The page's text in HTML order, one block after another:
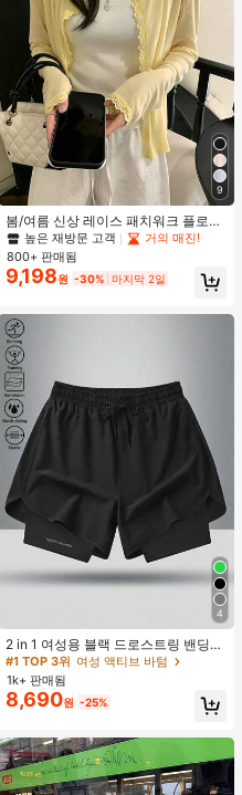
9
봄/여름 신상 레이스 패치워크 플로럴
트림 소프트 니트 가디건 경량 재킷 탑
여성용, 코티지코어 옐로우
높은 재방문 고객
거의 매진!
800+ 판매됨
9,198원 -30% 마지막 2일
4
2 in 1 여성용 블랙 드로스트링 밴딩
허리 곡선 밑단 캐주얼 러닝 트레이닝
운동 반바지
높은 재방문 고객
#1 TOP 3위 여성 액티브 바텀
높은 재방문 고객
#1 TOP 3위 여성 액티브 바텀
높은 재방문 고객
#1 TOP 3위 여성 액티브 바텀
1k+ 판매됨
8,690원 -25%